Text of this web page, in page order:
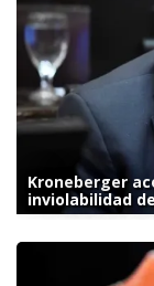
Kroneberger
inviolabilidad